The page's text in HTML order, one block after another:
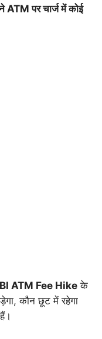
पर चार्ज में कोई
ATM Fee Hike के
कौन छूट में रहेगा